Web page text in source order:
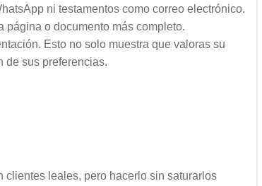
ni testamentos como correo electrónico.
página o documento más completo.
Esto no solo muestra que valoras su
de sus preferencias.
clientes leales, pero hacerlo sin saturarlos